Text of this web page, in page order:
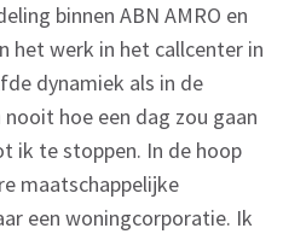
binnen ABN AMRO en
het werk in het callcenter in
dynamiek als in de
hoe een dag zou gaan
ik te stoppen. In de hoop
maatschappelijke
een woningcorporatie. Ik